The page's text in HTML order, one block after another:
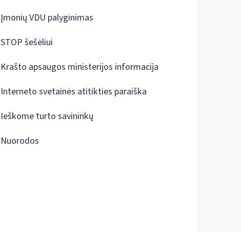
Įmonių VDU palyginimas
STOP šešėliui
Krašto apsaugos ministerijos informacija
Interneto svetainės atitikties paraiška
Ieškome turto savininkų
Nuorodos